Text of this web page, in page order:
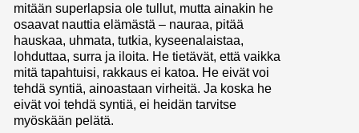
mitään superlapsia ole tullut, mutta ainakin he
osaavat nauttia elämästä – nauraa, pitää
hauskaa, uhmata, tutkia, kyseenalaistaa,
lohduttaa, surra ja iloita. He tietävät, että vaikka
mitä tapahtuisi, rakkaus ei katoa. He eivät voi
tehdä syntiä, ainoastaan virheitä. Ja koska he
eivät voi tehdä syntiä, ei heidän tarvitse
myöskään pelätä.